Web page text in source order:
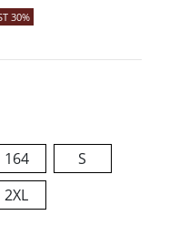
30%
164
S
2XL